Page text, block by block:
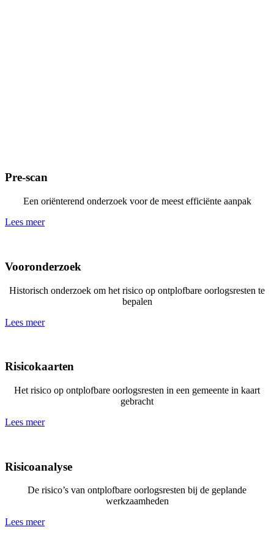
Pre-scan
Een oriënterend onderzoek voor de meest efficiënte aanpak
Lees meer
Vooronderzoek
Historisch onderzoek om het risico op ontplofbare oorlogsresten te
bepalen
Lees meer
Risicokaarten
Het risico op ontplofbare oorlogsresten in een gemeente in kaart
gebracht
Lees meer
Risicoanalyse
De risico’s van ontplofbare oorlogsresten bij de geplande
werkzaamheden
Lees meer